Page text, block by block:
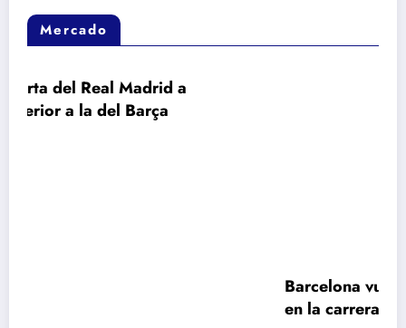
Mercado
Barcelona vuelve a desafiar al Real
en la carrera por Rodri